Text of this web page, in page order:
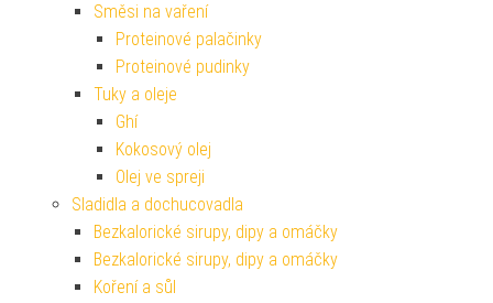
Směsi na vaření
Proteinové palačinky
Proteinové pudinky
Tuky a oleje
Ghí
Kokosový olej
Olej ve spreji
Sladidla a dochucovadla
Bezkalorické sirupy, dipy a omáčky
Bezkalorické sirupy, dipy a omáčky
Koření a sůl